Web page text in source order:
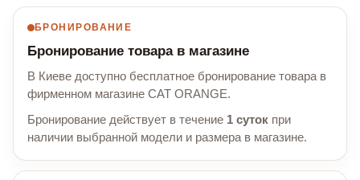
БРОНИРОВАНИЕ
Бронирование товара в магазине
В Киеве доступно бесплатное бронирование товара в
фирменном магазине CAT ORANGE.
Бронирование действует в течение 1 суток при
наличии выбранной модели и размера в магазине.